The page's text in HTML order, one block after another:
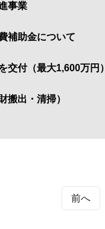
事業
補助金について
交付（最大1,600万円）
搬出・清掃）
前へ